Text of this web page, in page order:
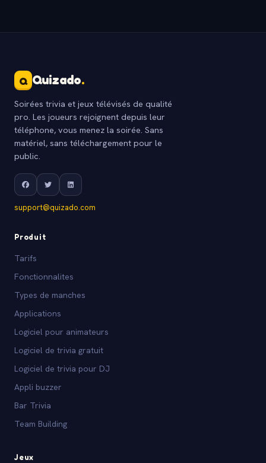
Q Quizado.
Soirées trivia et jeux télévisés de qualité
pro. Les joueurs rejoignent depuis leur
téléphone, vous menez la soirée. Sans
matériel, sans téléchargement pour le
public.
support@quizado.com
Produit
Tarifs
Fonctionnalites
Types de manches
Applications
Logiciel pour animateurs
Logiciel de trivia gratuit
Logiciel de trivia pour DJ
Appli buzzer
Bar Trivia
Team Building
Jeux